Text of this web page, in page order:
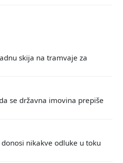
skija na tramvaje za
se državna imovina prepiše
donosi nikakve odluke u toku